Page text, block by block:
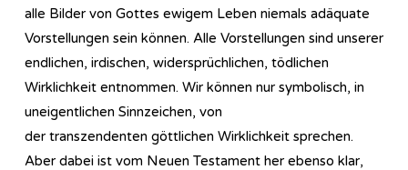
alle Bilder von Gottes ewigem Leben niemals adäquate
Vorstellungen sein können. Alle Vorstellungen sind unserer
endlichen, irdischen, widersprüchlichen, tödlichen
Wirklichkeit entnommen. Wir können nur symbolisch, in
uneigentlichen Sinnzeichen, von
der transzendenten göttlichen Wirklichkeit sprechen.
Aber dabei ist vom Neuen Testament her ebenso klar,